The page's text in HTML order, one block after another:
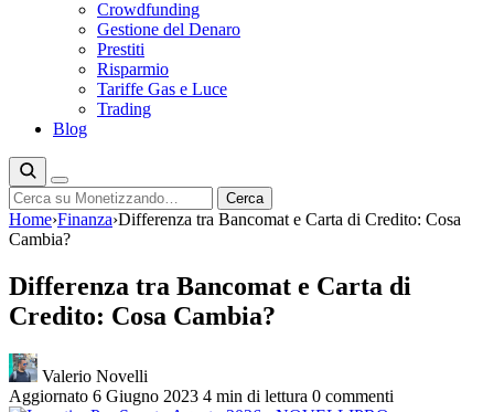
Crowdfunding
Gestione del Denaro
Prestiti
Risparmio
Tariffe Gas e Luce
Trading
Blog
Cerca Cerca
Home›Finanza›Differenza tra Bancomat e Carta di Credito: Cosa
Cambia?
Differenza tra Bancomat e Carta di
Credito: Cosa Cambia?
Valerio Novelli
Aggiornato 6 Giugno 2023 4 min di lettura 0 commenti